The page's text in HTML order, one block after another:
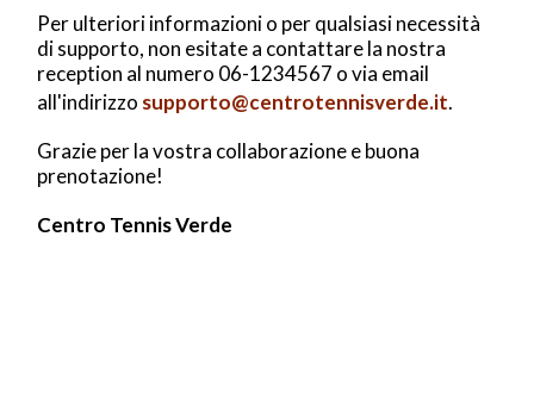
Per ulteriori informazioni o per qualsiasi necessità
di supporto, non esitate a contattare la nostra
reception al numero 06-1234567 o via email
all'indirizzo supporto@centrotennisverde.it.
Grazie per la vostra collaborazione e buona
prenotazione!
Centro Tennis Verde